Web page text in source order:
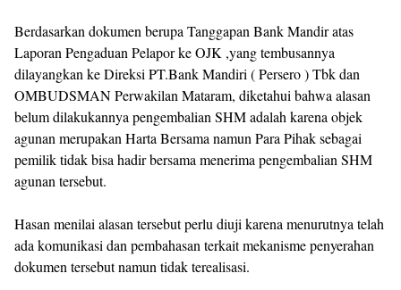
‎Berdasarkan dokumen berupa Tanggapan Bank Mandir atas
Laporan Pengaduan Pelapor ke OJK ,yang tembusannya
dilayangkan ke Direksi PT.Bank Mandiri ( Persero ) Tbk dan
OMBUDSMAN Perwakilan Mataram, diketahui bahwa alasan
belum dilakukannya pengembalian SHM adalah karena objek
agunan merupakan Harta Bersama namun Para Pihak sebagai
pemilik tidak bisa hadir bersama menerima pengembalian SHM
agunan tersebut.
‎Hasan menilai alasan tersebut perlu diuji karena menurutnya telah
ada komunikasi dan pembahasan terkait mekanisme penyerahan
dokumen tersebut namun tidak terealisasi.